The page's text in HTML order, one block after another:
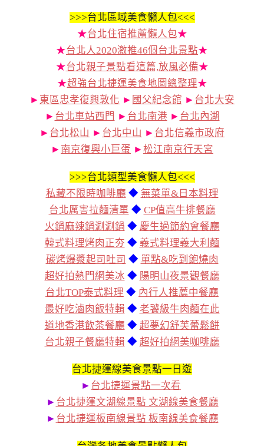
>>>台北區域美食懶人包<<<
★台北住宿推薦懶人包★
★台北人2020激推46個台北景點★
★台北親子景點看這篇,放風必備★
★超強台北捷運美食地圖總整理★
► 東區忠孝復興敦化 ► 國父紀念館 ► 台北大安
► 台北車站西門 ► 台北南港 ► 台北內湖
► 台北松山 ► 台北中山 ► 台北信義市政府
► 南京復興小巨蛋 ► 松江南京行天宮
>>>台北類型美食懶人包<<<
私藏不限時咖啡廳 ◆ 無菜單&日本料理
台北厲害拉麵清單 ◆ CP值高牛排餐廳
火鍋麻辣鍋涮涮鍋 ◆ 慶生過節約會餐廳
韓式料理烤肉正夯 ◆ 義式料理義大利麵
碳烤爆漿起司吐司 ◆ 單點&吃到飽燒肉
超好拍熱門網美冰 ◆ 陽明山夜景觀餐廳
台北TOP泰式料理 ◆ 內行人推薦中餐廳
最好吃滷肉飯特輯 ◆ 老饕級牛肉麵在此
道地香港飲茶餐廳 ◆ 超夢幻舒芙蕾鬆餅
台北親子餐廳特輯 ◆ 超好拍網美咖啡廳
台北捷運線美食景點一日遊
► 台北捷運景點一次看
► 台北捷運文湖線景點 文湖線美食餐廳
► 台北捷運板南線景點 板南線美食餐廳